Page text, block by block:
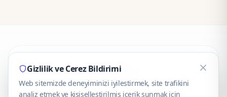
CaseOnn
© 2025 CaseOnn. Tüm hakları saklıdır.
Gizlilik ve Cerez Bildirimi
Web sitemizde deneyiminizi iyilestirmek, site trafikini
analiz etmek ve kisisellestirilmis icerik sunmak icin